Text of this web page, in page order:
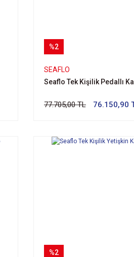
%2
SEAFLO
Seaflo Tek Kişilik Pedallı
77.705,00 TL 76.150,90
%2